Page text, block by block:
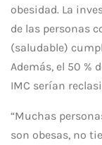
obesidad. La
de las personas
(saludable)
Además, el 50 %
IMC serían
“Muchas
son obesas, no